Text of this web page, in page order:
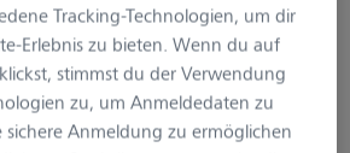
Tracking-Technologien, um dir
Erlebnis zu bieten. Wenn du auf
stimmst du der Verwendung
zu, um Anmeldedaten zu
sichere Anmeldung zu ermöglichen